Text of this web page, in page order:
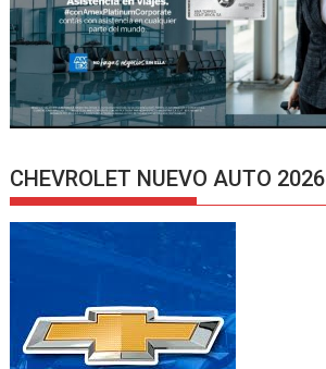
CHEVROLET NUEVO AUTO 2026